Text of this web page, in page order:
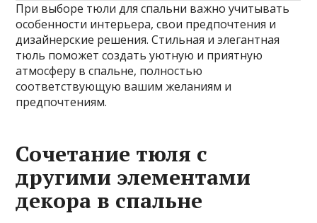
При выборе тюли для спальни важно учитывать
особенности интерьера, свои предпочтения и
дизайнерские решения. Стильная и элегантная
тюль поможет создать уютную и приятную
атмосферу в спальне, полностью
соответствующую вашим желаниям и
предпочтениям.
Сочетание тюля с
другими элементами
декора в спальне